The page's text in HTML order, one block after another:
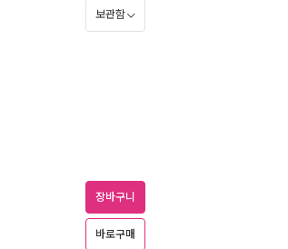
보관함
장바구니
바로구매